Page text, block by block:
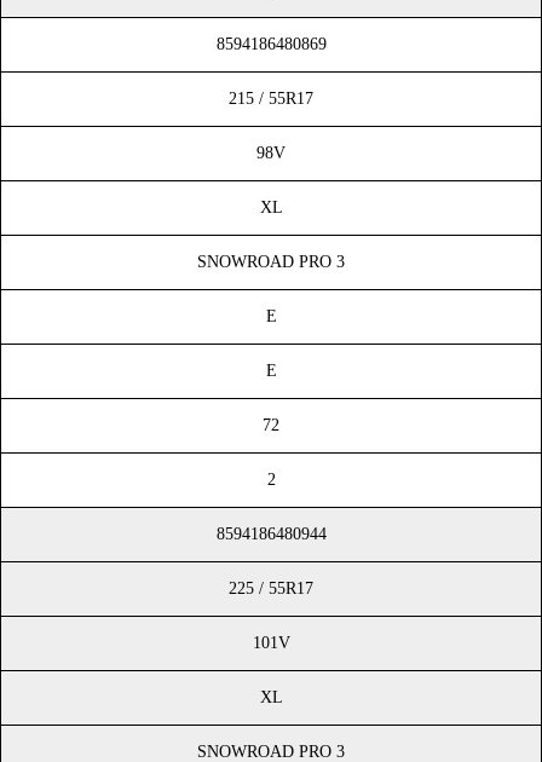
8594186480869
215 / 55R17
98V
XL
SNOWROAD PRO 3
E
E
72
2
8594186480944
225 / 55R17
101V
XL
SNOWROAD PRO 3